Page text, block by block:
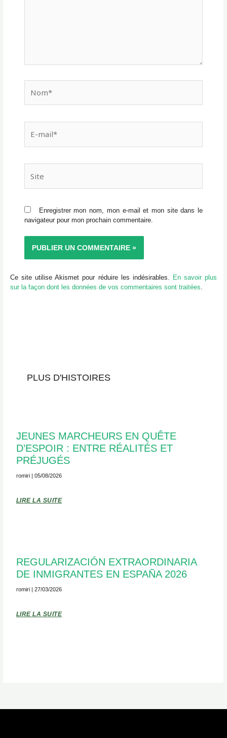
mail*
Enregistrer mon nom, mon e-mail et mon site dans le
navigateur pour mon prochain commentaire.
Ce site utilise Akismet pour réduire les indésirables. En savoir plus
sur la façon dont les données de vos commentaires sont traitées.
PLUS D'HISTOIRES
JEUNES MARCHEURS EN QUÊTE
D’ESPOIR : ENTRE RÉALITÉS ET
PRÉJUGÉS
romiri 05/08/2026
LIRE LA SUITE
REGULARIZACIÓN EXTRAORDINARIA
DE INMIGRANTES EN ESPAÑA 2026
romiri 27/03/2026
LIRE LA SUITE